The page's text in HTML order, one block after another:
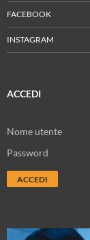
FACEBOOK
INSTAGRAM
ACCEDI
Nome utente
Password